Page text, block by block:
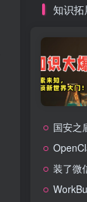
知识拓
国安之盾
OpenClaw 又进
装了微信龙虾用
WorkBuddy 新手村
独家
如何做
什么是百度
管理网站